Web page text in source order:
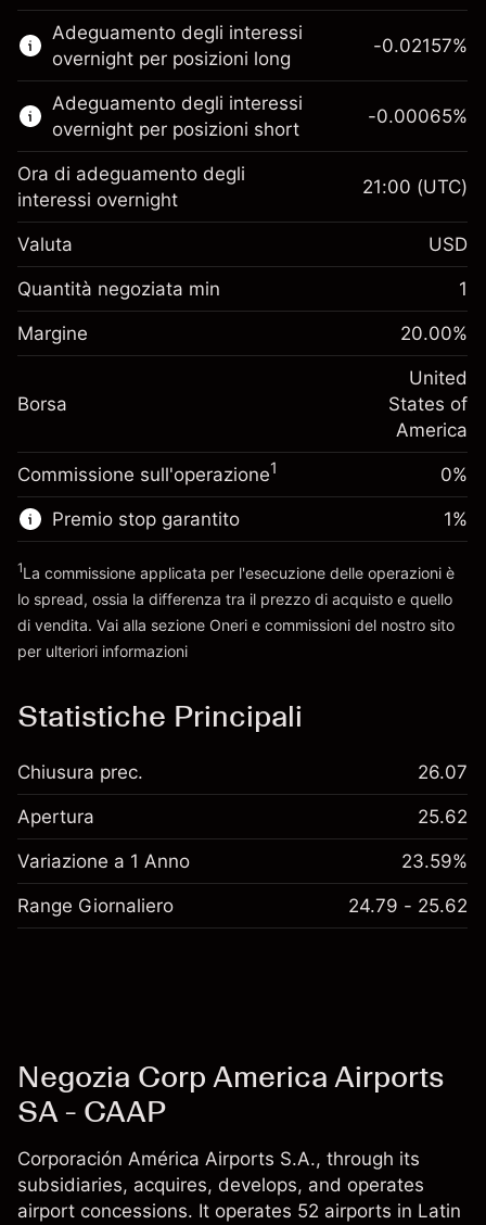
Questo mercato finanziario è disponibile per il
trading di CFD.
Scopri di più su:
CFD
Adeguamento degli interessi
overnight per posizioni long
investimento
Adeguamento
finanziamento overnight
Oneri per l'intero valore della
-0.021568
%
(-$1.08)
Dimensione dell'operazione a leva
Denaro da leva ~
$4,000.00
Vai alla piattaforma
-0.02157%
Adeguamento degli interessi
overnight per posizioni short
Margine. Il tuo
investimento
$1,000.00
posizione
-0.000654
%
(-$0.03)
Dimensione dell'operazione a leva
~$5,000.00
Denaro da leva ~
Vai alla piattaforma
-0.00065%
Ora di adeguamento degli
interessi overnight
21:00 (UTC)
Valuta USD
Quantità negoziata min 1
Margine 20.00%
Borsa
United
States of
America
Commissione sull'operazione1 0%
Premio stop garantito 1%
1La commissione applicata per l'esecuzione delle operazioni è
lo spread, ossia la differenza tra il prezzo di acquisto e quello
di vendita. Vai alla sezione Oneri e commissioni del nostro sito
per ulteriori informazioni
Statistiche Principali
Chiusura prec. 26.07
Apertura 25.62
Variazione a 1 Anno 23.59%
Range Giornaliero 24.79 - 25.62
Negozia Corp America Airports
SA - CAAP
Corporación América Airports S.A., through its
subsidiaries, acquires, develops, and operates
airport concessions. It operates 52 airports in Latin